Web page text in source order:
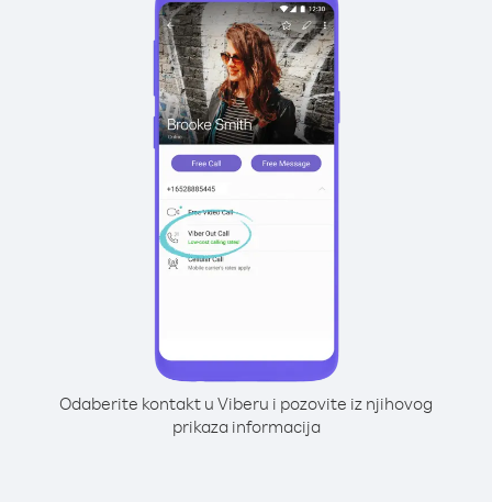
Odaberite kontakt u Viberu i pozovite iz njihovog
prikaza informacija